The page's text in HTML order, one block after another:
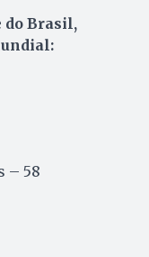
do Brasil,
– 58